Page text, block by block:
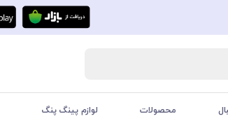
محصولات لوازم پینگ پنگ